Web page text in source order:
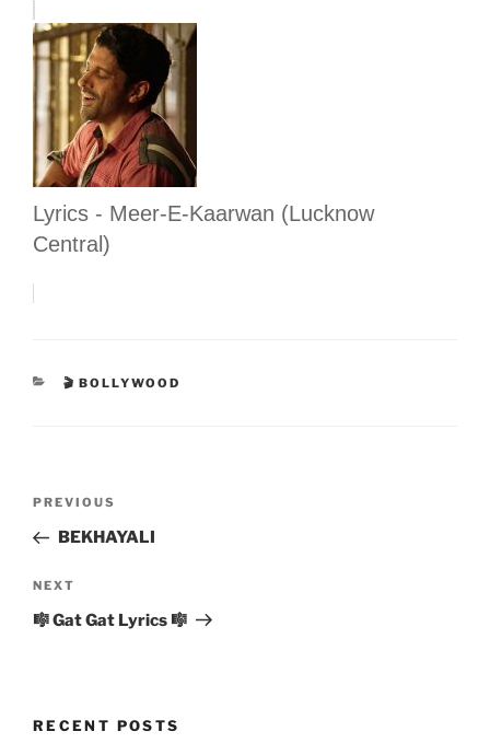
Lyrics - Meer-E-Kaarwan (Lucknow
Central)
CATEGORIES
🎬 BOLLYWOOD
Previous
Post
PREVIOUS
BEKHAYALI
Next
Post
NEXT
🎼 Gat Gat Lyrics 🎼
RECENT POSTS